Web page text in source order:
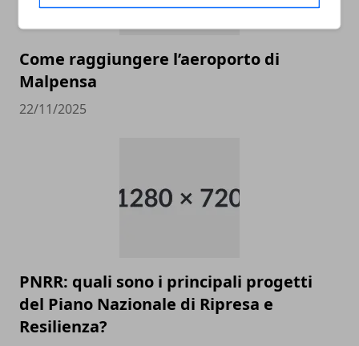
Come raggiungere l’aeroporto di
Malpensa
22/11/2025
PNRR: quali sono i principali progetti
del Piano Nazionale di Ripresa e
Resilienza?